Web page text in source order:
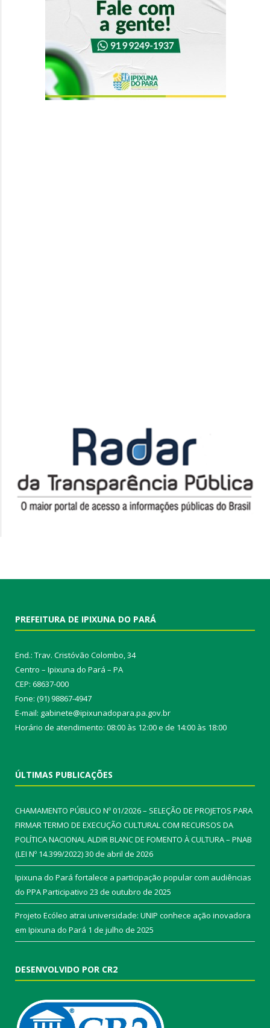
PREFEITURA DE IPIXUNA DO PARÁ
End.: Trav. Cristóvão Colombo, 34
Centro – Ipixuna do Pará – PA
CEP: 68637-000
Fone: (91) 98867-4947
E-mail: gabinete@ipixunadopara.pa.gov.br
Horário de atendimento: 08:00 às 12:00 e de 14:00 às 18:00
ÚLTIMAS PUBLICAÇÕES
CHAMAMENTO PÚBLICO Nº 01/2026 – SELEÇÃO DE PROJETOS PARA
FIRMAR TERMO DE EXECUÇÃO CULTURAL COM RECURSOS DA
POLÍTICA NACIONAL ALDIR BLANC DE FOMENTO À CULTURA – PNAB
(LEI Nº 14.399/2022)30 de abril de 2026
Ipixuna do Pará fortalece a participação popular com audiências
do PPA Participativo 23 de outubro de 2025
Projeto Ecóleo atrai universidade: UNIP conhece ação inovadora
em Ipixuna do Pará 1 de julho de 2025
DESENVOLVIDO POR CR2